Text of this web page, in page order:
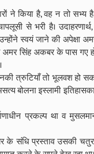
ने किया है, वह न तो सभ्य
से भरी है।
स्वयं जाने की अपेक्षा
अमर सिंह अकबर के पास गए
त्रुटियाँ तो भूलवश हो
बोलना इस्लामी
प्रकल्प था व
के संधि प्रस्ताव उसकी